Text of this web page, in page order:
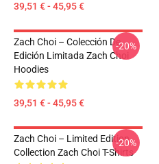
39,51 € - 45,95 €
Zach Choi – Colección De
Edición Limitada Zach Choi
Hoodies
39,51 € - 45,95 €
-20%
Zach Choi – Limited Edition
Collection Zach Choi T-Shirts
-20%